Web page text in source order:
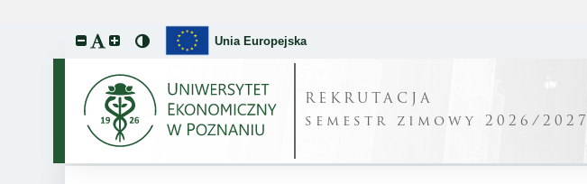
Unia Europejska
REKRUTACJA
semestr zimowy 2026/2027